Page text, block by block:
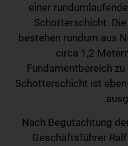
einer
Schotterschicht.
bestehen rundum aus
circa 1,2
Fundamentbereich
Schotterschicht ist
Nach Begutachtung
Geschäftsführer